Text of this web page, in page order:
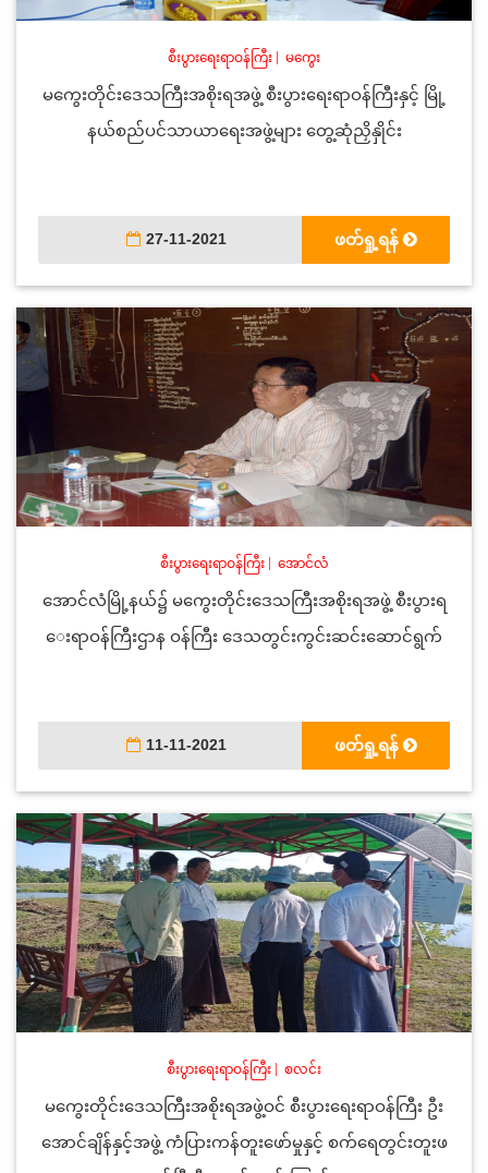
စီးပွားရေးရာဝန်ကြီး မကွေး
မကွေးတိုင်းဒေသကြီးအစိုးရအဖွဲ့ စီးပွားရေးရာဝန်ကြီးနှင့် မြို့
နယ်စည်ပင်သာယာရေးအဖွဲ့များ တွေ့ဆုံညှိနှိုင်း
27-11-2021 ဖတ်ရှု့ရန်
စီးပွားရေးရာဝန်ကြီး| အောင်လံ
အောင်လံမြို့နယ်၌ မကွေးတိုင်းဒေသကြီးအစိုးရအဖွဲ့ စီးပွားရ
ေးရာဝန်ကြီးဌာန ဝန်ကြီး ဒေသတွင်းကွင်းဆင်းဆောင်ရွက်
11-11-2021 ဖတ်ရှု့ရန်
စီးပွားရေးရာဝန်ကြီး စလင်း
မကွေးတိုင်းဒေသကြီးအစိုးရအဖွဲ့ဝင် စီးပွားရေးရာဝန်ကြီး ဦး
အောင်ချိန်နှင့်အဖွဲ့ ကံပြားကန်တူးဖော်မှုနှင့် စက်ရေတွင်းတူးဖ